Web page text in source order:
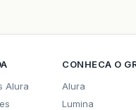
Alura
CONHECA O
Alura
Lumina